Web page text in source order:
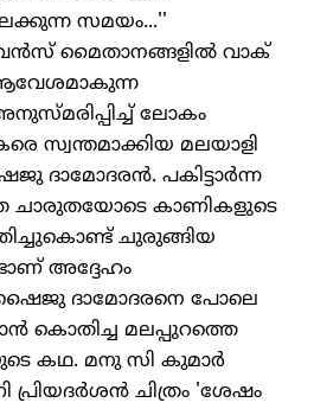
സമയം...''
മൈതാനങ്ങളില്‍ വാക്
ലോകം
സ്വന്തമാക്കിയ മലയാളി
ദാമോദരന്‍. പകിട്ടാര്‍ന്ന
ചാരുതയോടെ കാണികളുടെ
ചുരുങ്ങിയ
അദ്ദേഹം
ഷൈജു ദാമോദരനെ പോലെ
കൊതിച്ച മലപ്പുറത്തെ
കഥ. മനു സി കുമാര്‍
പ്രിയദര്‍ശന്‍ ചിത്രം 'ശേഷം